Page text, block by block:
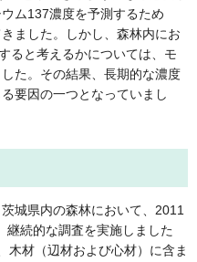
ム137濃度を予測するため
ました。しかし、森林内にお
ると考えるかについては、モ
た。その結果、長期的な濃度
要因の一つとなっていまし
城県内の森林において、2011
継続的な調査を実施しました
木材（辺材および心材）に含ま